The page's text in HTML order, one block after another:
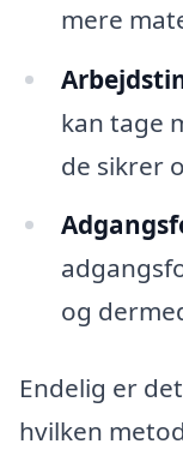
mere
kan tage
de sikrer
og
Endelig er
hvilken